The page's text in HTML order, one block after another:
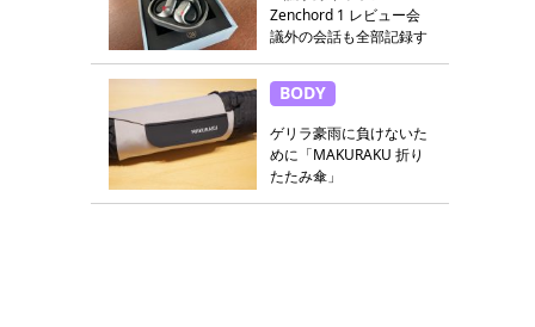
Zenchord 1 レビュー会
議外の会話も全部記録す
BODY
ゲリラ豪雨に負けないた
めに「MAKURAKU 折り
たたみ傘」